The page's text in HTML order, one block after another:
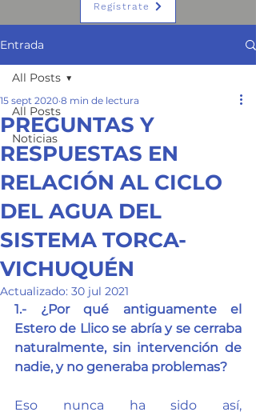
Regístrate
Entrada
All Posts
Noticias
All Posts
PREGUNTAS Y
RESPUESTAS EN
RELACIÓN AL CICLO
DEL AGUA DEL
SISTEMA TORCA-
VICHUQUÉN
15 sept 2020 8 min de lectura
Actualizado: 30 jul 2021
1.- ¿Por qué antiguamente el
Estero de Llico se abría y se cerraba
naturalmente, sin intervención de
nadie, y no generaba problemas?
Eso nunca ha sido así,